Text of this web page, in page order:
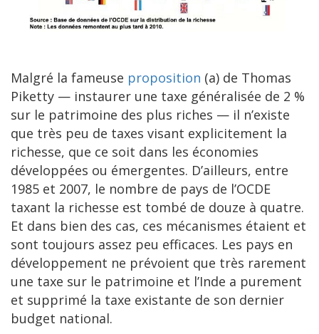
Malgré la fameuse proposition (a) de Thomas
Piketty — instaurer une taxe généralisée de 2 %
sur le patrimoine des plus riches — il n’existe
que très peu de taxes visant explicitement la
richesse, que ce soit dans les économies
développées ou émergentes. D’ailleurs, entre
1985 et 2007, le nombre de pays de l’OCDE
taxant la richesse est tombé de douze à quatre.
Et dans bien des cas, ces mécanismes étaient et
sont toujours assez peu efficaces. Les pays en
développement ne prévoient que très rarement
une taxe sur le patrimoine et l’Inde a purement
et supprimé la taxe existante de son dernier
budget national.